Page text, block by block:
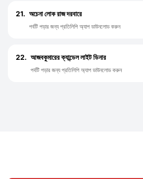
21. অচেনা লোক রাজ দরবারে
পর্বটি পড়ার জন্য প্রতিলিপি অ্যাপ ডাউনলোড করুন
22. আজবকুমারের ক্যান্ডেল লাইট ডিনার
পর্বটি পড়ার জন্য প্রতিলিপি অ্যাপ ডাউনলোড করুন